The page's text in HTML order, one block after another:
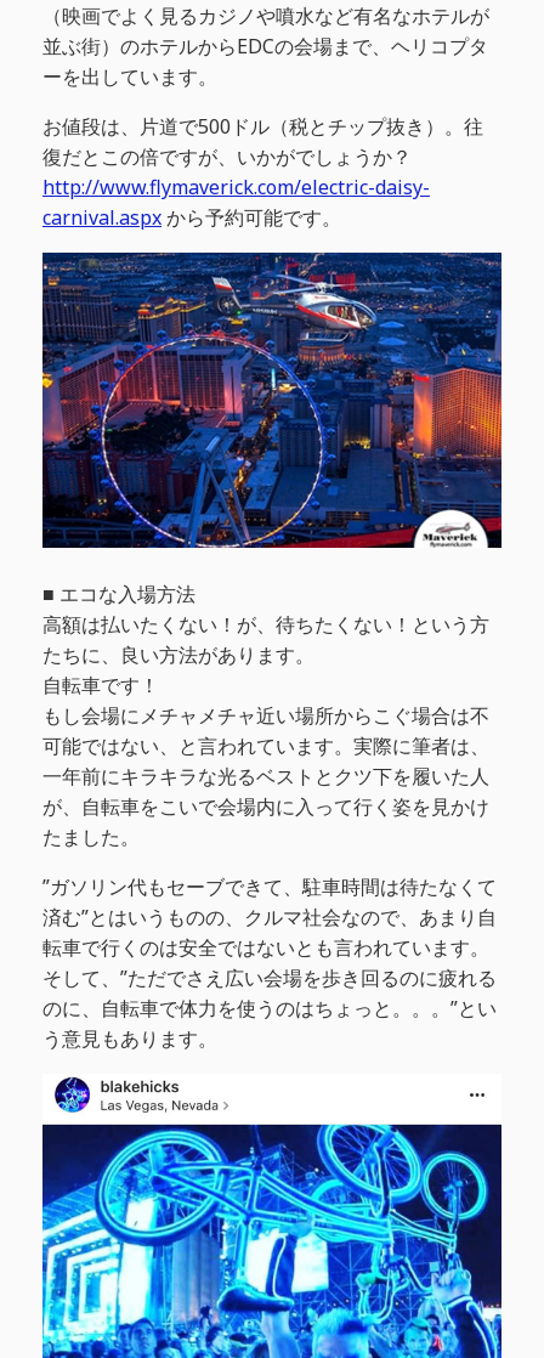
（映画でよく見るカジノや噴水など有名なホテルが
並ぶ街）のホテルからEDCの会場まで、ヘリコプタ
ーを出しています。
お値段は、片道で500ドル（税とチップ抜き）。往
復だとこの倍ですが、いかがでしょうか？
http://www.flymaverick.com/electric-daisy-
carnival.aspxから予約可能です。
■ エコな入場方法
高額は払いたくない！が、待ちたくない！という方
たちに、良い方法があります。
自転車です！
もし会場にメチャメチャ近い場所からこぐ場合は不
可能ではない、と言われています。実際に筆者は、
一年前にキラキラな光るベストとクツ下を履いた人
が、自転車をこいで会場内に入って行く姿を見かけ
たました。
”ガソリン代もセーブできて、駐車時間は待たなくて
済む”とはいうものの、クルマ社会なので、あまり自
転車で行くのは安全ではないとも言われています。
そして、”ただでさえ広い会場を歩き回るのに疲れる
のに、自転車で体力を使うのはちょっと。。。”とい
う意見もあります。